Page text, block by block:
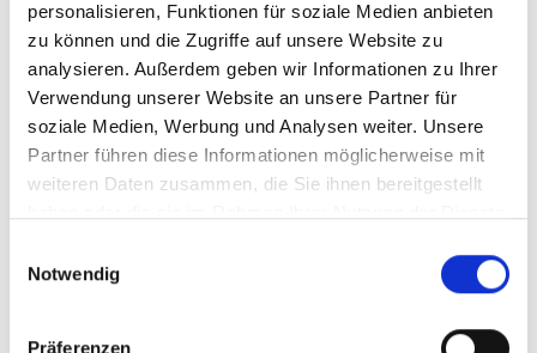
personalisieren, Funktionen für soziale Medien anbieten
zu können und die Zugriffe auf unsere Website zu
analysieren. Außerdem geben wir Informationen zu Ihrer
Verwendung unserer Website an unsere Partner für
soziale Medien, Werbung und Analysen weiter. Unsere
Partner führen diese Informationen möglicherweise mit
weiteren Daten zusammen, die Sie ihnen bereitgestellt
Notwendig
Präferenzen
Ein Portfolio von sechs gemeindebasierten
dezentralen Energieprojekten wird derzeit
umgesetzt: 4 Solaranlagen (Yucatán, Sonora,
Campeche und Guerrero), 1
Kleinwasserkraftwerk (Oaxaca); 1
Photovoltaik-Mikronetz (Quintana Roo).
Eine Vorzeigeinitiative ist das Projekt „Solar
für Fischergemeinden genutzt wird. Dies
Finance-Modells, das bisher rund 110.000